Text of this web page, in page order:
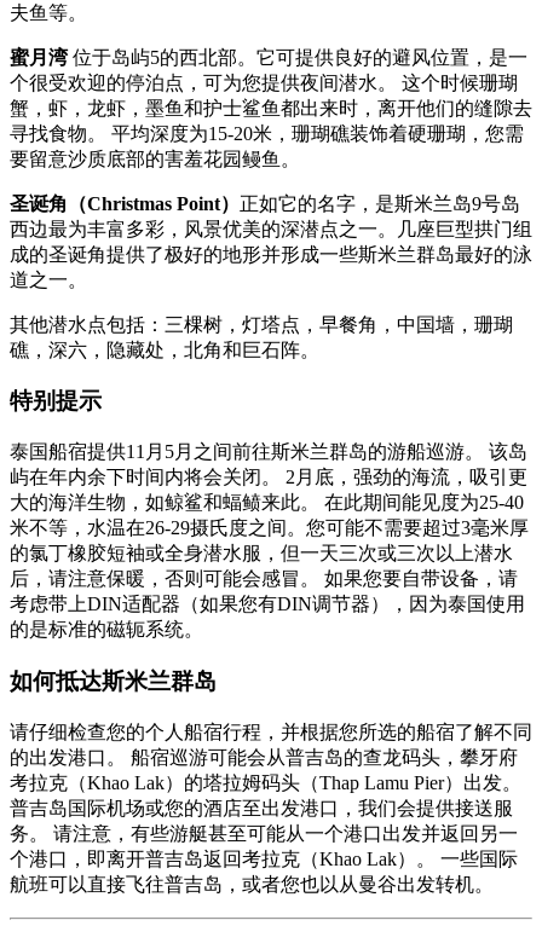
夫鱼等。
蜜月湾位于岛屿5的西北部。它可提供良好的避风位置，是一
个很受欢迎的停泊点，可为您提供夜间潜水。 这个时候珊瑚
蟹，虾，龙虾，墨鱼和护士鲨鱼都出来时，离开他们的缝隙去
寻找食物。 平均深度为15-20米，珊瑚礁装饰着硬珊瑚，您需
要留意沙质底部的害羞花园鳗鱼。
圣诞角（Christmas Point） 正如它的名字，是斯米兰岛9号岛
西边最为丰富多彩，风景优美的深潜点之一。几座巨型拱门组
成的圣诞角提供了极好的地形并形成一些斯米兰群岛最好的泳
道之一。
其他潜水点包括：三棵树，灯塔点，早餐角，中国墙，珊瑚
礁，深六，隐藏处，北角和巨石阵。
特别提示
泰国船宿提供11月5月之间前往斯米兰群岛的游船巡游。 该岛
屿在年内余下时间内将会关闭。 2月底，强劲的海流，吸引更
大的海洋生物，如鲸鲨和蝠鲼来此。 在此期间能见度为25-40
米不等，水温在26-29摄氏度之间。您可能不需要超过3毫米厚
的氯丁橡胶短袖或全身潜水服，但一天三次或三次以上潜水
后，请注意保暖，否则可能会感冒。 如果您要自带设备，请
考虑带上DIN适配器（如果您有DIN调节器），因为泰国使用
的是标准的磁轭系统。
如何抵达斯米兰群岛
请仔细检查您的个人船宿行程，并根据您所选的船宿了解不同
的出发港口。 船宿巡游可能会从普吉岛的查龙码头，攀牙府
考拉克（Khao Lak）的塔拉姆码头（Thap Lamu Pier）出发。
普吉岛国际机场或您的酒店至出发港口，我们会提供接送服
务。 请注意，有些游艇甚至可能从一个港口出发并返回另一
个港口，即离开普吉岛返回考拉克（Khao Lak）。 一些国际
航班可以直接飞往普吉岛，或者您也以从曼谷出发转机。